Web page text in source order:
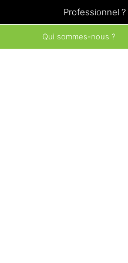
Professionnel ?
Qui sommes-nous ?